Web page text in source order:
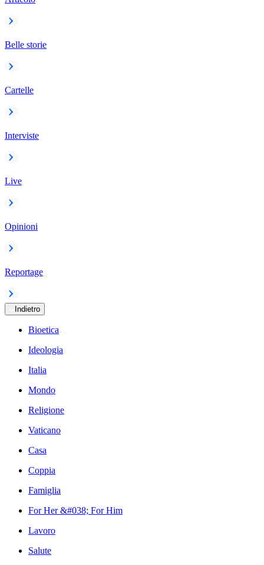
Belle storie
Cartelle
Interviste
Live
Opinioni
Reportage
Indietro
Bioetica
Ideologia
Italia
Mondo
Religione
Vaticano
Casa
Coppia
Famiglia
For Her &#038; For Him
Lavoro
Salute